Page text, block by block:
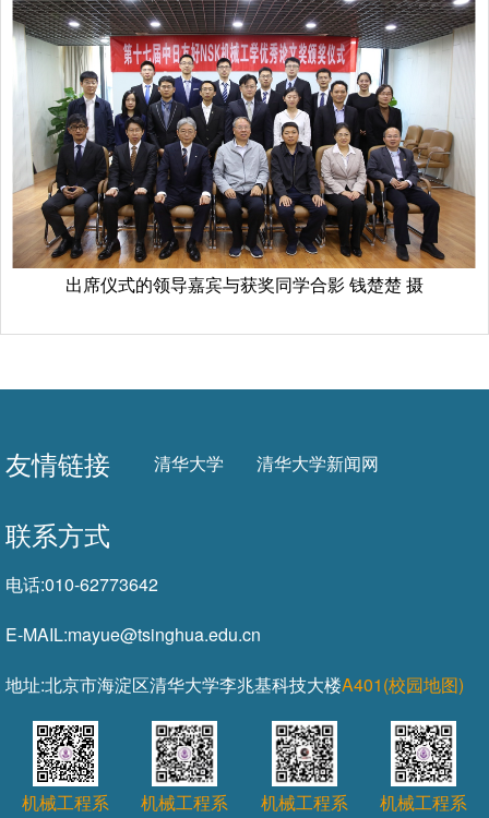
出席仪式的领导嘉宾与获奖同学合影 钱楚楚 摄
友情链接 清华大学 清华大学新闻网
联系方式
电话:010-62773642
E-MAIL:mayue@tsinghua.edu.cn
地址:北京市海淀区清华大学李兆基科技大楼A401(校园地图)
机械工程系 机械工程系 机械工程系 机械工程系